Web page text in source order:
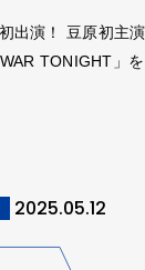
出演！ 豆原初主
TONIGHT」
2025.05.12